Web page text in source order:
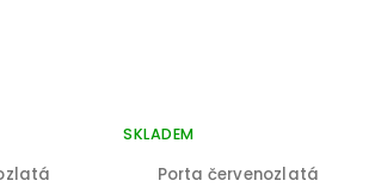
Porta červenozlatá
SKLADEM